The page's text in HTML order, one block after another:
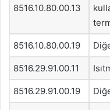
8516.10.80.00.13
8516.10.80.00.19
8516.29.91.00.11
8516.29.91.00.19